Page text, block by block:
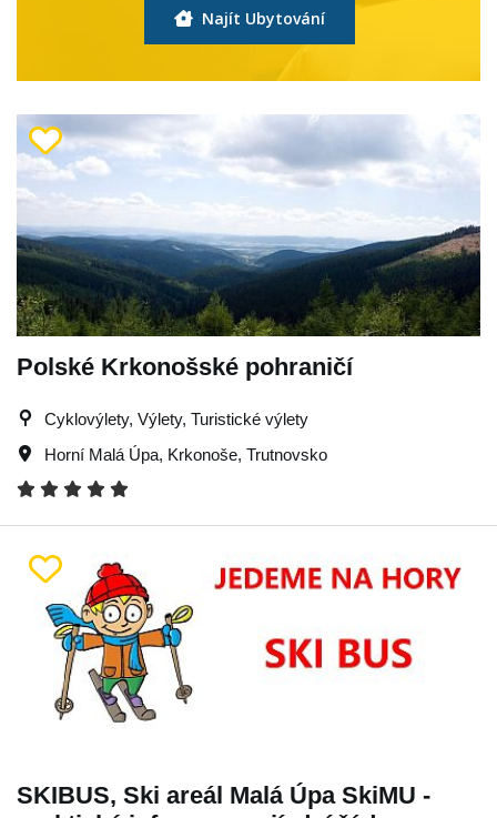
Najít Ubytování
Polské Krkonošské pohraničí
Cyklovýlety, Výlety, Turistické výlety
Horní Malá Úpa, Krkonoše, Trutnovsko
SKIBUS, Ski areál Malá Úpa SkiMU -